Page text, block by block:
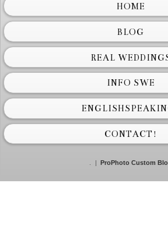
HOME
BLOG
REAL
INFO SWE
CONTACT!
ProPhoto Custom